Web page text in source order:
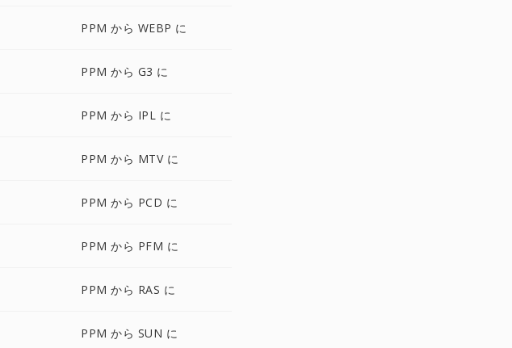
PPM から WEBP に
PPM から G3 に
PPM から IPL に
PPM から MTV に
PPM から PCD に
PPM から PFM に
PPM から RAS に
PPM から SUN に